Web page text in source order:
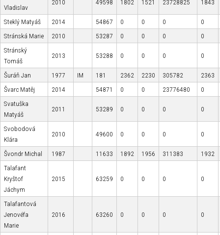
Vladislav
2010 49598 1802 1521 23728825 1843
Steklý Matyáš 2014 54867 0 0 0
0
Stránská Marie
2010 53287 0 0 0
0
Stránský
Tomáš
2013 53288 0 0 0 0
Šuráň Jan 1977 IM 181 2362 2230 305782
2363
Švarc Matěj
2014 54871 0 0 23776480
0
Svatuška
Matyáš
2011 53289 0 0 0 0
Svobodová
Klára
2010 49600 0 0 0 0
Švondr Michal 1987 11633 1892 1956 311383
1932
Talafant
Kryštof
Jáchym
2015 63259 0 0 0 0
Talafantová
Jenovéfa
Marie
2016 63260 0 0 0 0